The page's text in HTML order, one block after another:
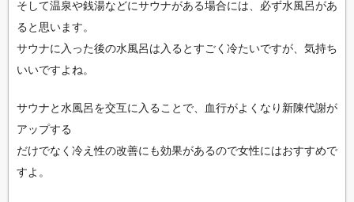
そして温泉や銭湯などにサウナがある場合には、必ず水風呂があ
ると思います。
サウナに入った後の水風呂は入るとすごく冷たいですが、気持ち
いいですよね。
サウナと水風呂を交互に入ることで、血行がよくなり新陳代謝が
アップする
だけでなく冷え性の改善にも効果があるので女性にはおすすめで
すよ。